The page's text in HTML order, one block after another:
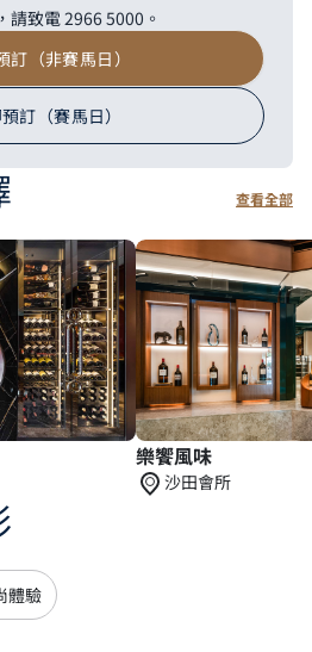
請致電 2966 5000。
訂（非賽馬日）
訂（賽馬日）
查看全部
樂饗風味
沙田會所
體驗